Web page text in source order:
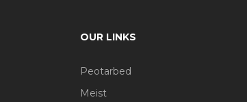
OUR LINKS
Peotarbed
Meist